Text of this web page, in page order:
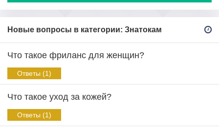
Новые вопросы в категории: Знатокам
Что такое фриланс для женщин?
Ответы (1)
Что такое уход за кожей?
Ответы (1)